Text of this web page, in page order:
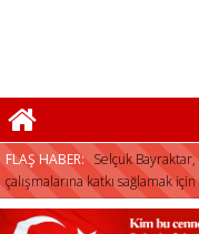
FLAŞ HABER: Selçuk
çalışmalarına katkı sağlamak